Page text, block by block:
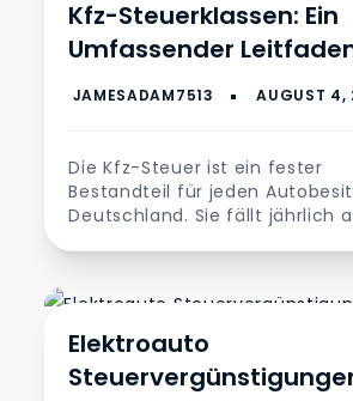
Kfz-Steuerklassen: Ein
Umfassender
Die Kfz-Steuer ist ein fester
Bestandteil für jeden
Deutschland. Sie fällt jährlich
Elektroauto